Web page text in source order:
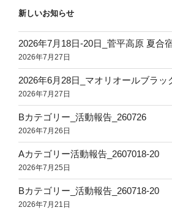
新しいお知らせ
2026年7月18日‐20日_菅平高原 夏合
2026年7月27日
2026年6月28日_マオリオールブラッ
2026年7月27日
Bカテゴリー_活動報告_260726
2026年7月26日
Aカテゴリー活動報告_2607018-20
2026年7月25日
Bカテゴリー_活動報告_260718-20
2026年7月21日